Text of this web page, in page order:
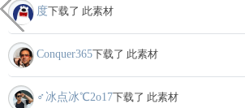
度下载了 此素材
Conquer365下载了 此素材
♂冰点冰℃2o17下载了 此素材